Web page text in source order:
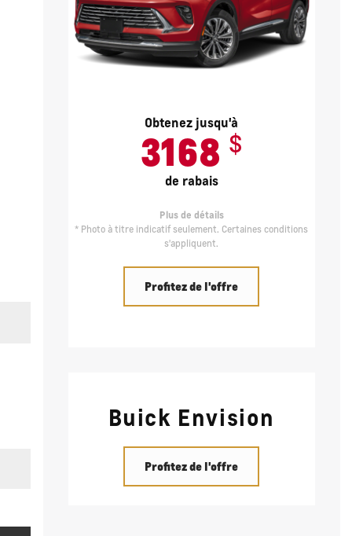
Obtenez jusqu'à
3168 $
de rabais
Plus de détails
* Photo à titre indicatif seulement. Certaines conditions
s'appliquent.
Profitez de l'offre
Buick Envision
Profitez de l'offre